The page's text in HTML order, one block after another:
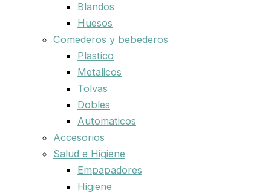
Blandos
Huesos
Comederos y bebederos
Plastico
Metalicos
Tolvas
Dobles
Automaticos
Accesorios
Salud e Higiene
Empapadores
Higiene